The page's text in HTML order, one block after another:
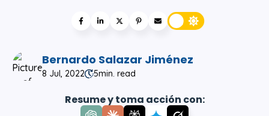
Bernardo Salazar Jiménez
8 Jul, 2022 5min. read
Resume y toma acción con: